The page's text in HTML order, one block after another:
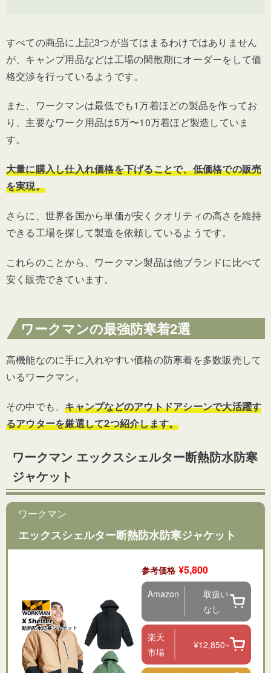
すべての商品に上記3つが当てはまるわけではありません
が、キャンプ用品などは工場の閑散期にオーダーをして価
格交渉を行っているようです。
また、ワークマンは最低でも1万着ほどの製品を作ってお
り、主要なワーク用品は5万〜10万着ほど製造していま
す。
大量に購入し仕入れ価格を下げることで、低価格での販売
を実現。
さらに、世界各国から単価が安くクオリティの高さを維持
できる工場を探して製造を依頼しているようです。
これらのことから、ワークマン製品は他ブランドに比べて
安く販売できています。
ワークマンの最強防寒着2選
高機能なのに手に入れやすい価格の防寒着を多数販売して
いるワークマン。
その中でも、キャンプなどのアウトドアシーンで大活躍す
るアウターを厳選して2つ紹介します。
ワークマン エックスシェルター断熱防水防寒
ジャケット
ワークマン
エックスシェルター断熱防水防寒ジャケット
参考価格 ¥5,800
Amazon
取扱い
なし
楽天
市場
¥12,850~